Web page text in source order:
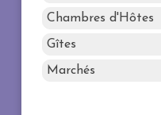
Chambres d'Hôtes
Gîtes
Marchés